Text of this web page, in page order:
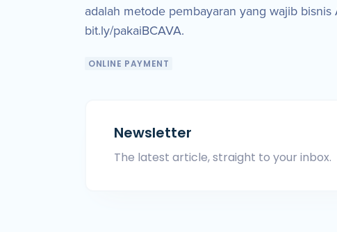
adalah metode pembayaran yang wajib
bit.ly/pakaiBCAVA.
ONLINE PAYMENT
Newsletter
The latest article, straight to your inbox.